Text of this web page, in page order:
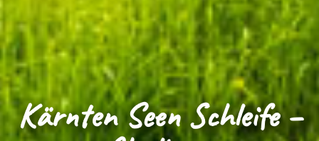
Kärnten Seen Schleife –